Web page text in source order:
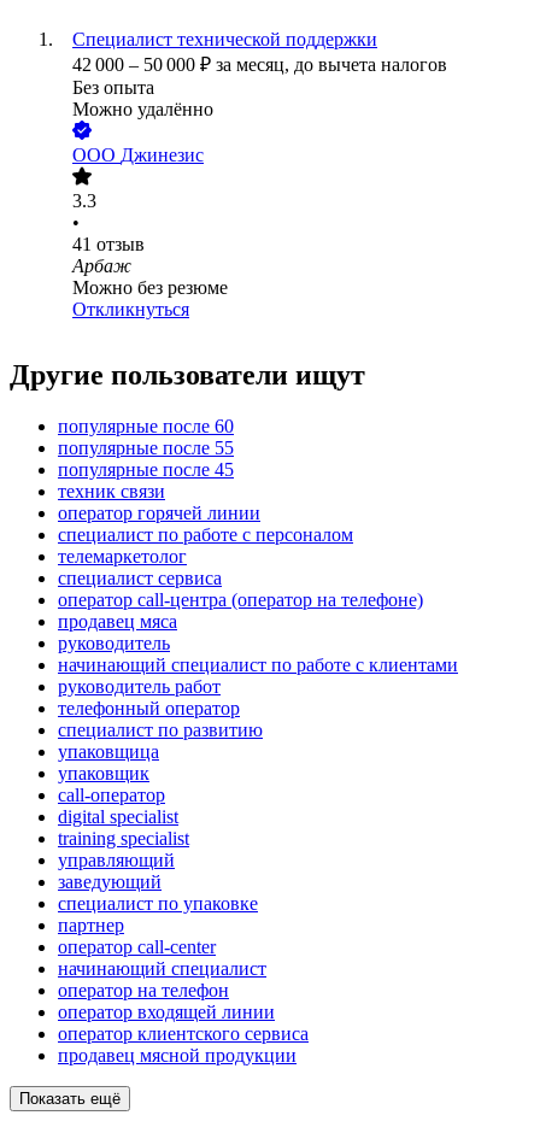
Специалист технической поддержки
42 000 – 50 000 ₽ за месяц, до вычета налогов
Без опыта
Можно удалённо
ООО Джинезис
3.3
•
41 отзыв
Арбаж
Можно без резюме
Откликнуться
Другие пользователи ищут
популярные после 60
популярные после 55
популярные после 45
техник связи
оператор горячей линии
специалист по работе с персоналом
телемаркетолог
специалист сервиса
оператор call-центра (оператор на телефоне)
продавец мяса
руководитель
начинающий специалист по работе с клиентами
руководитель работ
телефонный оператор
специалист по развитию
упаковщица
упаковщик
call-оператор
digital specialist
training specialist
управляющий
заведующий
специалист по упаковке
партнер
оператор call-center
начинающий специалист
опeрaтoр нa тeлeфoн
оператор входящей линии
оператор клиентского сервиса
продавец мясной продукции
Показать ещё